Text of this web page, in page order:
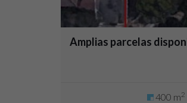
Amplias parcelas
400 m2